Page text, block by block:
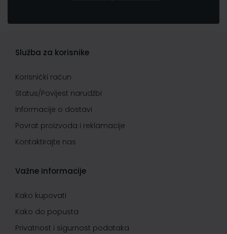
Služba za korisnike
Korisnički račun
Status/Povijest narudžbi
Informacije o dostavi
Povrat proizvoda i reklamacije
Kontaktirajte nas
Važne informacije
Kako kupovati
Kako do popusta
Privatnost i sigurnost podataka